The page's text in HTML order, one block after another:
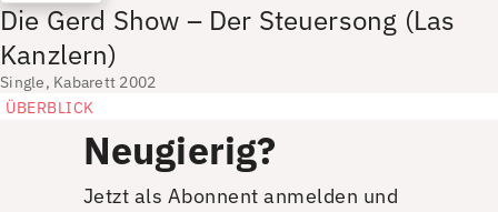
Die Gerd Show – Der Steuersong (Las
Kanzlern)
Single, Kabarett 2002
ÜBERBLICK
Neugierig?
Jetzt als Abonnent anmelden und